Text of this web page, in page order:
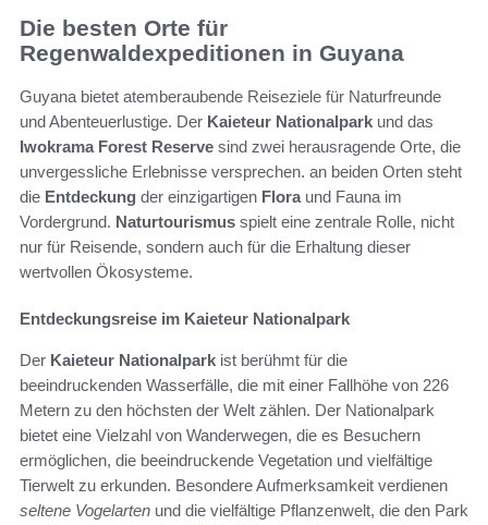
Die besten Orte für
Regenwaldexpeditionen in Guyana
Guyana bietet atemberaubende Reiseziele für Naturfreunde
und Abenteuerlustige. Der Kaieteur Nationalpark und das
Iwokrama Forest Reserve sind zwei herausragende Orte, die
unvergessliche Erlebnisse versprechen. an beiden Orten steht
die Entdeckung der einzigartigen Floraund Fauna im
Vordergrund. Naturtourismus spielt eine zentrale Rolle, nicht
nur für Reisende, sondern auch für die Erhaltung dieser
wertvollen Ökosysteme.
Entdeckungsreise im Kaieteur Nationalpark
Der Kaieteur Nationalpark ist berühmt für die
beeindruckenden Wasserfälle, die mit einer Fallhöhe von 226
Metern zu den höchsten der Welt zählen. Der Nationalpark
bietet eine Vielzahl von Wanderwegen, die es Besuchern
ermöglichen, die beeindruckende Vegetation und vielfältige
Tierwelt zu erkunden. Besondere Aufmerksamkeit verdienen
seltene Vogelarten und die vielfältige Pflanzenwelt, die den Park